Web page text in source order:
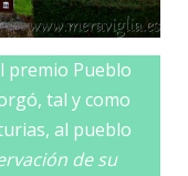
premio Pueblo
tal y como
al pueblo
de su